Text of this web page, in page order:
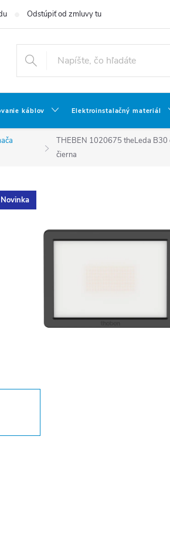
Odstúpiť od zmluvy tu
káblov Elektroinstalačný materiál
THEBEN 1020675 theLeda B30
čierna
Novinka